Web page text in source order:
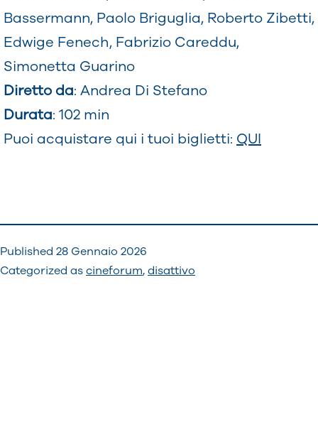
Bassermann, Paolo Briguglia, Roberto Zibetti,
Edwige Fenech, Fabrizio Careddu,
Simonetta Guarino
Diretto da: Andrea Di Stefano
Durata: 102 min
Puoi acquistare qui i tuoi biglietti: QUI
Published 28 Gennaio 2026
Categorized ascineforum,disattivo